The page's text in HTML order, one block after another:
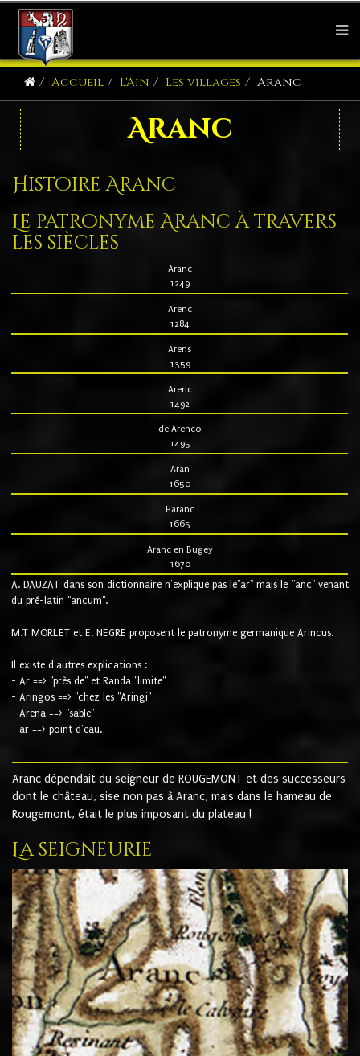
Accueil L'Ain Les villages Aranc
Aranc
Histoire Aranc
Le patronyme Aranc à travers
les siècles
Aranc
1249
Arenc
1284
Arens
1359
Arenc
1492
de Arenco
1495
Aran
1650
Haranc
1665
Aranc en Bugey
1670
A. DAUZAT dans son dictionnaire n'explique pas le"ar" mais le "anc" venant
du pré-latin "ancum".
M.T MORLET et E. NEGRE proposent le patronyme germanique Arincus.
Il existe d'autres explications :
- Ar ==> "près de" et Randa "limite"
- Aringos ==> "chez les "Aringi"
- Arena ==> "sable"
- ar ==> point d'eau.
Aranc dépendait du seigneur de ROUGEMONT et des successeurs
dont le château, sise non pas à Aranc, mais dans le hameau de
Rougemont, était le plus imposant du plateau !
La seigneurie